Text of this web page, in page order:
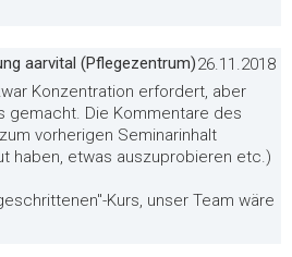
aarvital (Pflegezentrum)26.11.2018
Konzentration erfordert, aber
Die Kommentare des
vorherigen Seminarinhalt
haben, etwas auszuprobieren etc.)
Kurs, unser Team wäre